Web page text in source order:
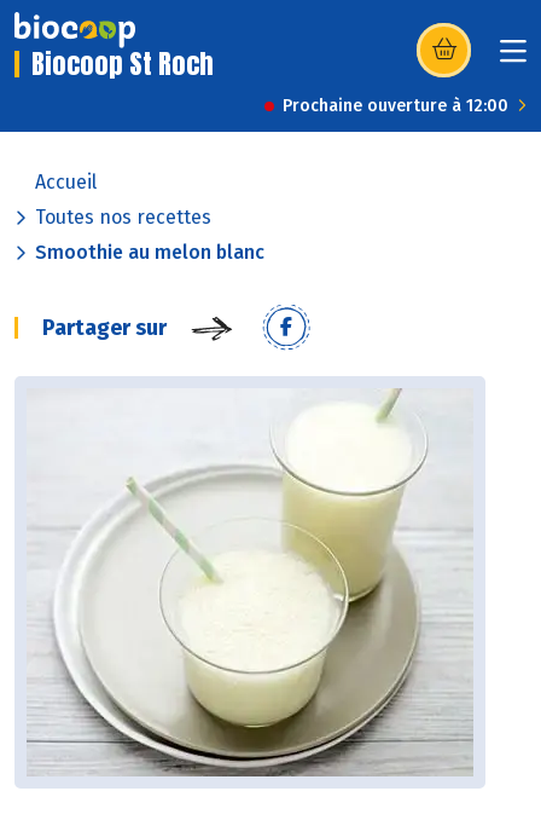
Biocoop St Roch (s’ouvre dans
Prochaine ouverture à 12:00
Accueil
Toutes nos recettes
Smoothie au melon blanc
Partager sur